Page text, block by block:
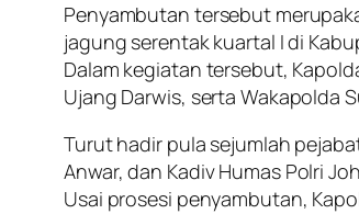
Penyambutan tersebut
jagung serentak kuartal I di
Dalam kegiatan tersebut,
Ujang Darwis, serta Wakapolda
Turut hadir pula sejumlah
Anwar, dan Kadiv Humas Polri
Usai prosesi penyambutan,